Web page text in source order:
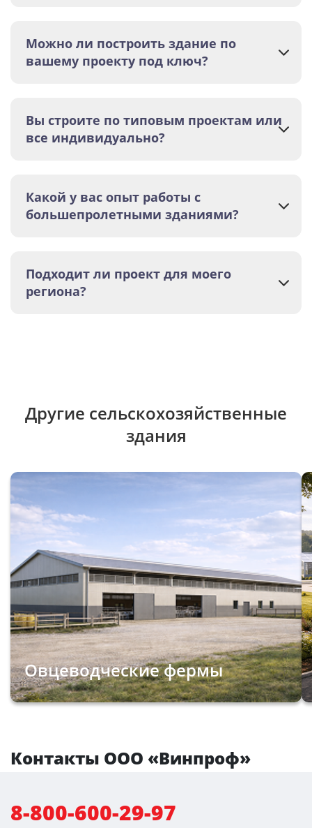
Можно ли построить здание по
вашему проекту под ключ?
Вы строите по типовым проектам или
все индивидуально?
Какой у вас опыт работы с
большепролетными зданиями?
Подходит ли проект для моего
региона?
Другие сельскохозяйственные
здания
Овцеводческие фермы
Контакты ООО «Винпроф»
8-800-600-29-97